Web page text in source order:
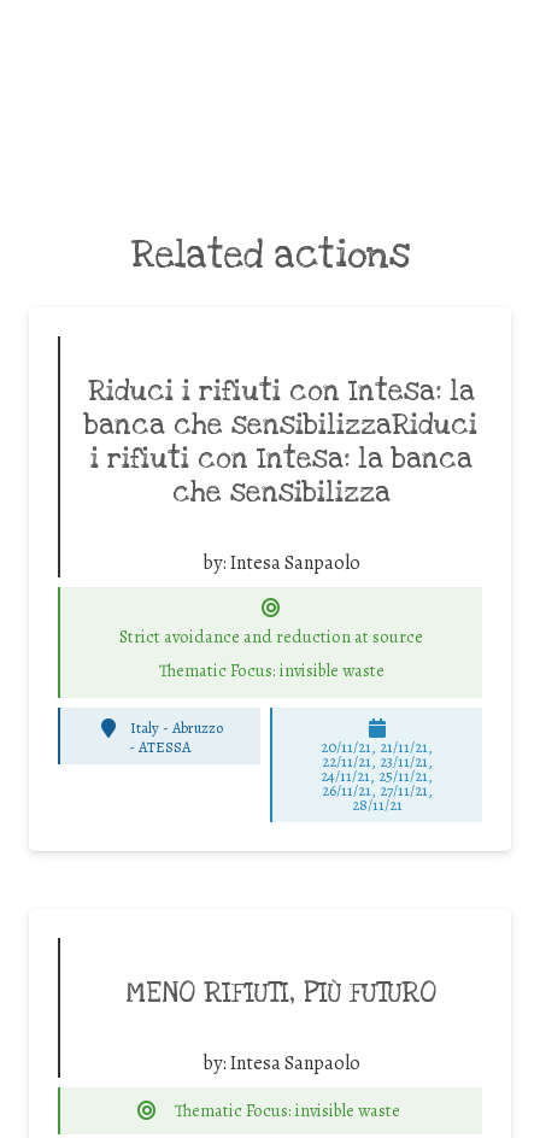
Related actions
Riduci i rifiuti con Intesa: la
banca che sensibilizzaRiduci
i rifiuti con Intesa: la banca
che sensibilizza
by:Intesa Sanpaolo
Strict avoidance and reduction at source
Thematic Focus: invisible waste
Italy - Abruzzo
-ATESSA 20/11/21, 21/11/21,
22/11/21, 23/11/21,
24/11/21, 25/11/21,
26/11/21, 27/11/21,
28/11/21
MENO RIFIUTI, PIÙ FUTURO
by:Intesa Sanpaolo
Thematic Focus: invisible waste